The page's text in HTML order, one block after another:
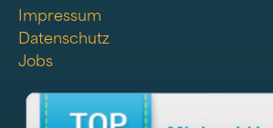
Impressum
Datenschutz
Jobs